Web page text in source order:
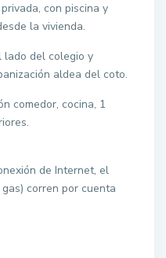
con piscina y
la vivienda.
lado del colegio y
aldea del coto.
comedor, cocina, 1
de Internet, el
corren por cuenta